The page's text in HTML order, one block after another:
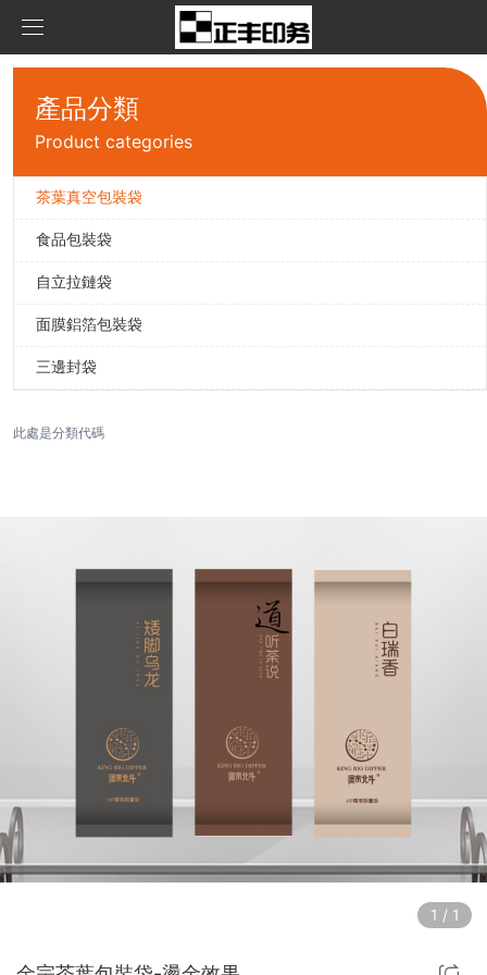
產品中心
茶葉真空包裝袋
食品包裝袋
面膜鋁箔包裝袋
新聞資訊
公司資訊
關于我們
在線留言
產品分類
Product categories
茶葉真空包裝袋
食品包裝袋
自立拉鏈袋
面膜鋁箔包裝袋
三邊封袋
此處是分類代碼
1 / 1